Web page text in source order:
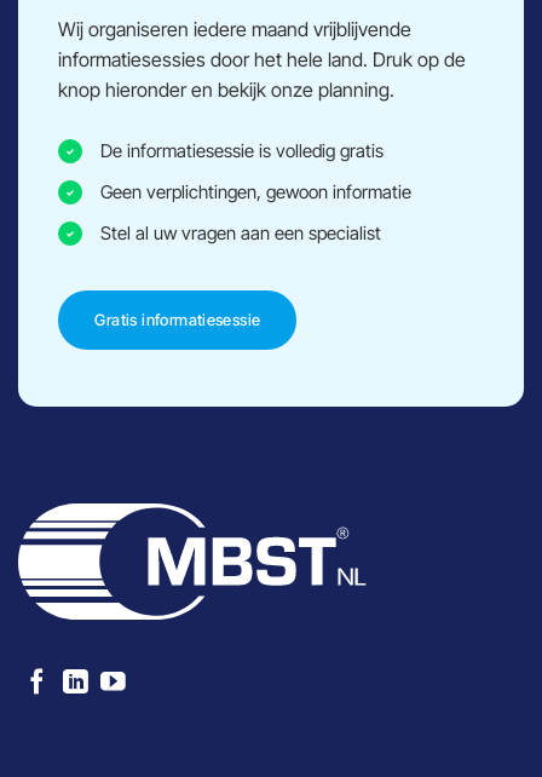
Wij organiseren iedere maand vrijblijvende
informatiesessies door het hele land. Druk op de
knop hieronder en bekijk onze planning.
De informatiesessie is volledig gratis
Geen verplichtingen, gewoon informatie
Stel al uw vragen aan een specialist
Gratis informatiesessie